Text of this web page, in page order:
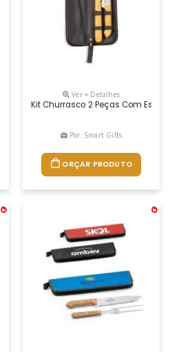
Ver + Detalhes
Kit Churrasco 2 Peças Com
Por: Smart Gifts
ORÇAR PRODUTO